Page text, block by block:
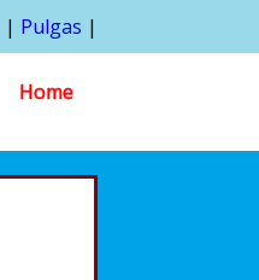
| Pulgas |
Home